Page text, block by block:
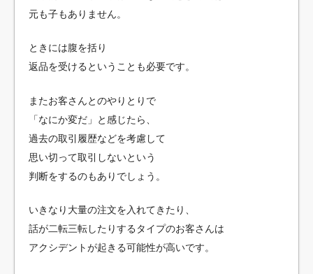
元も子もありません。
ときには腹を括り
返品を受けるということも必要です。
またお客さんとのやりとりで
「なにか変だ」と感じたら、
過去の取引履歴などを考慮して
思い切って取引しないという
判断をするのもありでしょう。
いきなり大量の注文を入れてきたり、
話が二転三転したりするタイプのお客さんは
アクシデントが起きる可能性が高いです。